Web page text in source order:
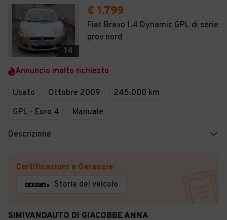
14
€ 1.799
Fiat Bravo 1.4 Dynamic GPL di serie
prov nord
Annuncio molto richiesto
Usato Ottobre 2009
245.000 km
GPL - Euro 4
Manuale
Descrizione
Certificazioni e Garanzie
Storia del veicolo
SIMIVANDAUTO DI GIACOBBE ANNA